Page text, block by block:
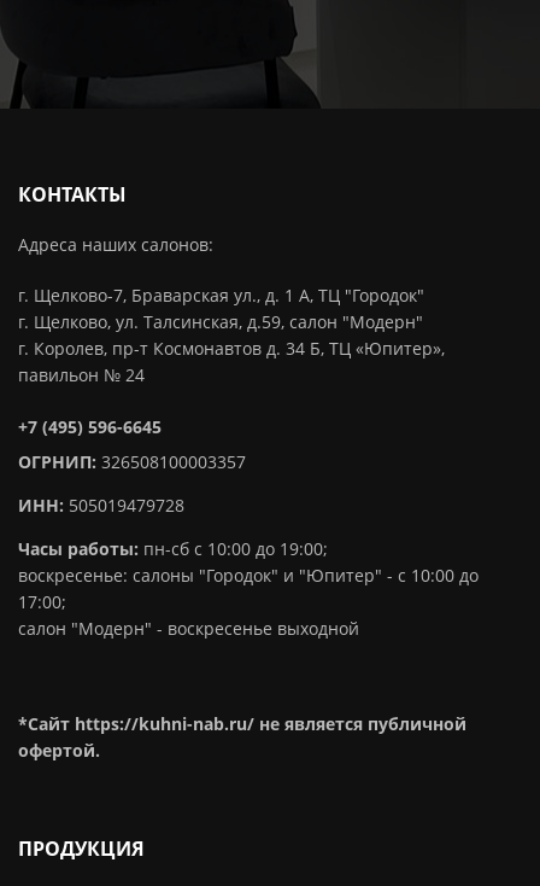
КОНТАКТЫ
Адреса наших салонов:
г. Щелково-7, Браварская ул., д. 1 А, ТЦ "Городок"
г. Щелково, ул. Талсинская, д.59, салон "Модерн"
г. Королев, пр-т Космонавтов д. 34 Б, ТЦ «Юпитер»,
павильон № 24
+7 (495) 596-6645
ОГРНИП: 326508100003357
ИНН: 505019479728
Часы работы: пн-сб с 10:00 до 19:00;
воскресенье: салоны "Городок" и "Юпитер" - с 10:00 до
17:00;
салон "Модерн" - воскресенье выходной
*Сайт https://kuhni-nab.ru/ не является публичной
офертой.
ПРОДУКЦИЯ